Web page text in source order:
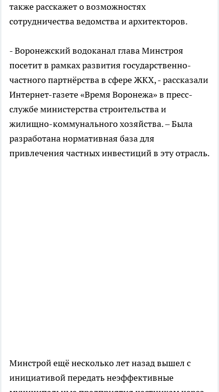
также расскажет о возможностях
сотрудничества ведомства и архитекторов.
- Воронежский водоканал глава Минстроя
посетит в рамках развития государственно-
частного партнёрства в сфере ЖКХ, - рассказали
Интернет-газете «Время Воронежа» в пресс-
службе министерства строительства и
жилищно-коммунального хозяйства. – Была
разработана нормативная база для
привлечения частных инвестиций в эту отрасль.
Минстрой ещё несколько лет назад вышел с
инициативой передать неэффективные